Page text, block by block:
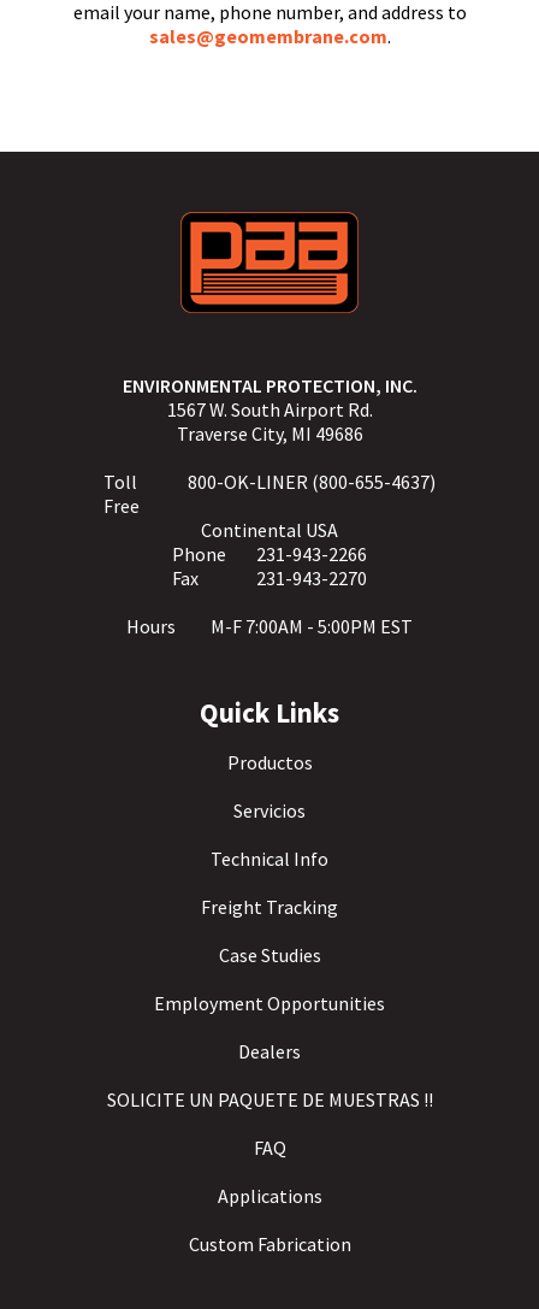
email your name, phone number, and address to
sales@geomembrane.com.
ENVIRONMENTAL PROTECTION, INC.
1567 W. South Airport Rd.
Traverse City, MI 49686
Toll
Free
800-OK-LINER (800-655-4637)
Continental USA
Phone
231-943-2266
Fax
231-943-2270
Hours
M-F 7:00AM - 5:00PM EST
Quick Links
Productos
Servicios
Technical Info
Freight Tracking
Case Studies
Employment Opportunities
Dealers
SOLICITE UN PAQUETE DE MUESTRAS !!
FAQ
Applications
Custom Fabrication